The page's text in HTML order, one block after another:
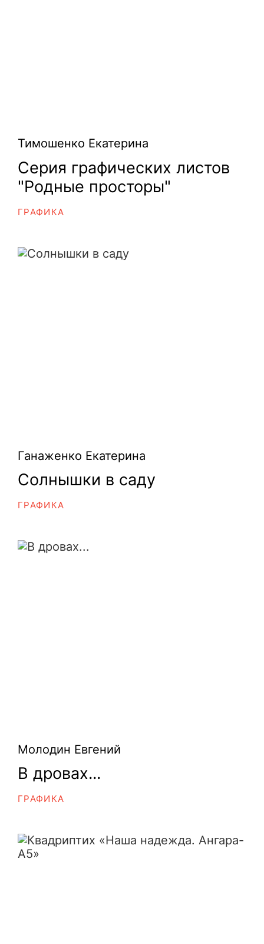
Тимошенко Екатерина
Серия графических листов
"Родные просторы"
ГРАФИКА
Солнышки в саду
Ганаженко Екатерина
Солнышки в саду
ГРАФИКА
В дровах...
Молодин Евгений
В дровах...
ГРАФИКА
Квадриптих «Наша надежда.